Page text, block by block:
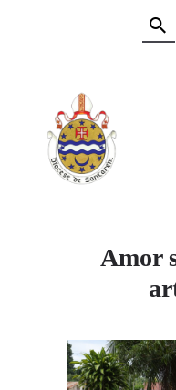
Amor
A DIOCESE
CELEBRAÇÃO
VIDA CRISTÃ
NOTÍCIAS